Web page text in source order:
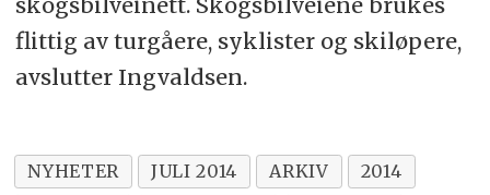
flittig av turgåere, syklister og skiløpere,
avslutter Ingvaldsen.
NYHETER JULI 2014 ARKIV
2014